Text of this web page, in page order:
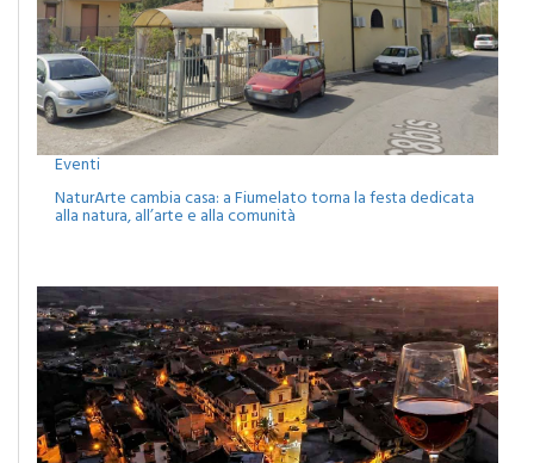
Eventi
NaturArte cambia casa: a Fiumelato torna la festa dedicata
alla natura, all’arte e alla comunità